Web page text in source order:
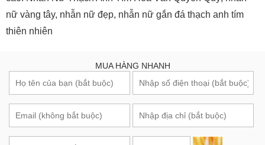
nữ vàng tây, nhẫn nữ đẹp, nhẫn nữ gắn đá thạch anh tím
thiên nhiên
MUA HÀNG NHANH